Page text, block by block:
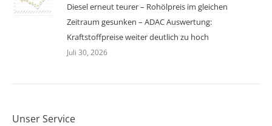
Diesel erneut teurer – Rohölpreis im gleichen
Zeitraum gesunken – ADAC Auswertung:
Kraftstoffpreise weiter deutlich zu hoch
Juli 30, 2026
Unser Service